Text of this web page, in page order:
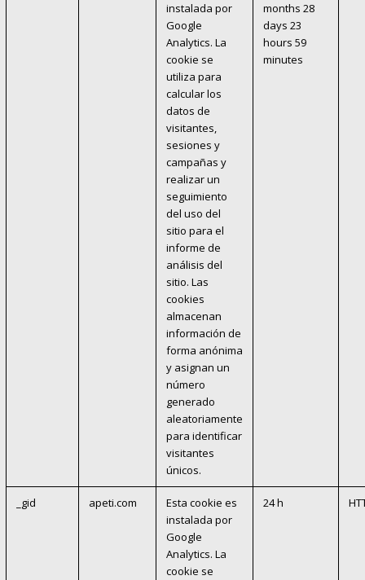
instalada por
Google
Analytics. La
cookie se
utiliza para
calcular los
datos de
visitantes,
sesiones y
campañas y
realizar un
seguimiento
del uso del
sitio para el
informe de
análisis del
sitio. Las
cookies
almacenan
información de
forma anónima
y asignan un
número
generado
aleatoriamente
para identificar
visitantes
únicos.
months 28
days 23
hours 59
minutes
_gid apeti.com
Esta cookie es
instalada por
Google
Analytics. La
cookie se
24 h